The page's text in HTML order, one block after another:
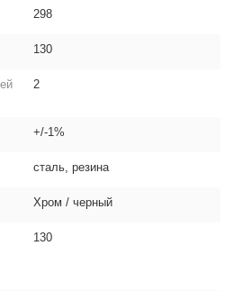
298
130
2
+/-1%
сталь, резина
Хром / черный
130